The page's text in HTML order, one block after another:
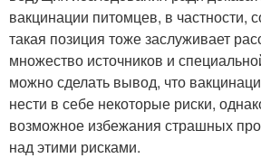
вакцинации питомцев, в частности,
такая позиция тоже заслуживает
множество источников и
можно сделать вывод, что
нести в себе некоторые риски,
возможное избежания страшных
над этими рисками.